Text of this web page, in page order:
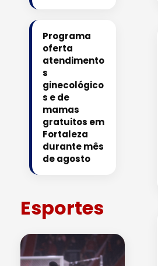
Programa
oferta
atendimento
s
ginecológico
s e de
mamas
gratuitos em
Fortaleza
durante mês
de agosto
Esportes